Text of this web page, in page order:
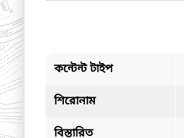
কন্টেন্ট টাইপ
শিরোনাম
বিস্তারিত